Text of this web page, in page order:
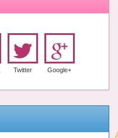
Twitter Google+